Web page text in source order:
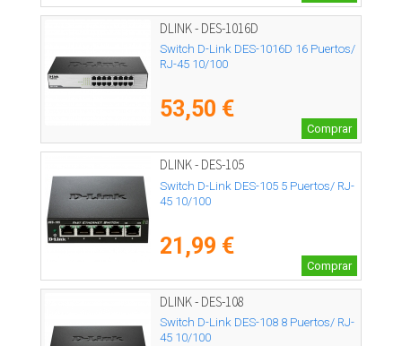
DLINK - DES-1016D
Switch D-Link DES-1016D 16 Puertos/
RJ-45 10/100
53,50 €
Comprar
DLINK - DES-105
Switch D-Link DES-105 5 Puertos/ RJ-
45 10/100
21,99 €
Comprar
DLINK - DES-108
Switch D-Link DES-108 8 Puertos/ RJ-
45 10/100